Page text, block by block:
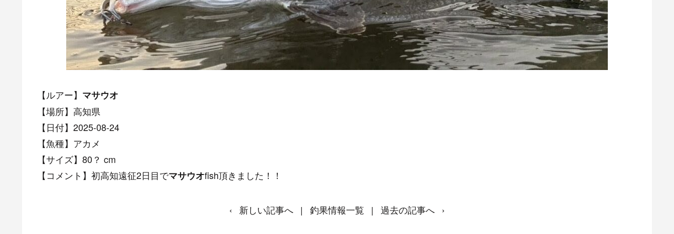
【ルアー】 マサウオ
【場所】高知県
【日付】2025-08-24
【魚種】アカメ
【サイズ】80？ cm
【コメント】初高知遠征2日目でマサウオfish頂きました！！
‹ 新しい記事へ | 釣果情報一覧 | 過去の記事へ ›